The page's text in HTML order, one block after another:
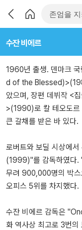
수잔 비에르
1960년 출생. 덴마크
d of the
았으며, 장편 데뷔작 <
>(1990)로 칼 테오도르
큰 갈채를 받은 바 있다.
로버트와 보딜 시상에
(1999)"를 감독하였다
무려 900,000명의 박스
오피스 5위를 차지했다.
수잔 비에르 감독은
화 역사상 최고로 3번